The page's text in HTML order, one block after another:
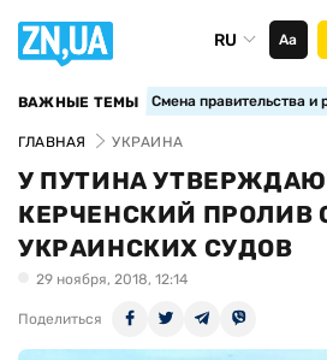
RU Аа
ВАЖНЫЕ ТЕМЫ Смена правительства и
ГЛАВНАЯ УКРАИНА
У ПУТИНА
КЕРЧЕНСКИЙ ПРОЛИВ
УКРАИНСКИХ СУДОВ
29 ноября, 2018, 12:14
Поделиться